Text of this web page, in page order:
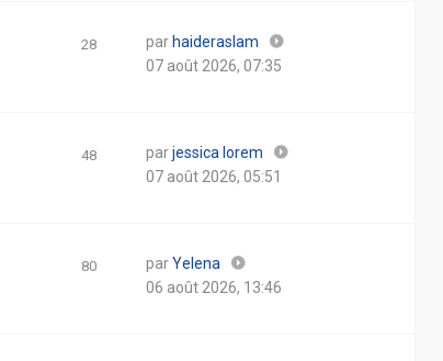
28 par haideraslam
07 août 2026, 07:35
48 parjessica lorem
07 août 2026, 05:51
80 parYelena
06 août 2026, 13:46